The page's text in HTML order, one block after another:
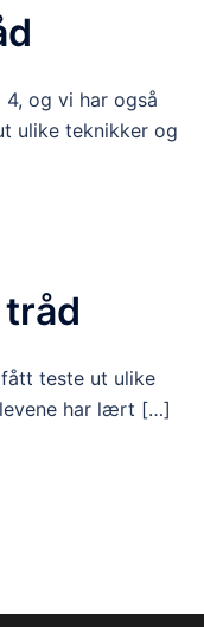
og vi har også
ulike teknikker og
teste ut ulike
har lært […]